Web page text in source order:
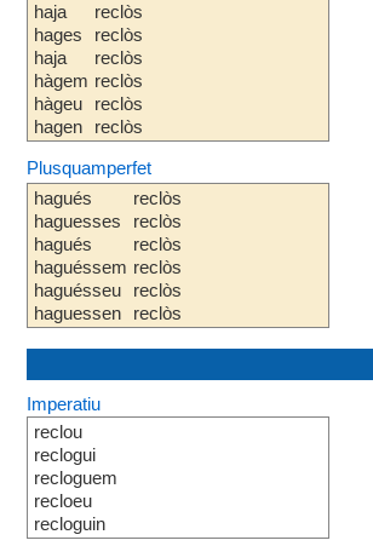
haja
hages
haja
hàgem
hàgeu
hagen
reclòs
reclòs
reclòs
reclòs
reclòs
reclòs
Plusquamperfet
hagués
haguesses
hagués
haguéssem
haguésseu
haguessen
reclòs
reclòs
reclòs
reclòs
reclòs
reclòs
Imperatiu
reclou
reclogui
recloguem
recloeu
recloguin